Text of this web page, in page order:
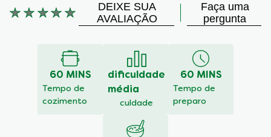
Nenhuma
DEIXE SUA
AVALIAÇÃO
Faça uma
pergunta
60 MINS
Tempo de
cozimento
dificuldade
média
culdade
60 MINS
Tempo de
preparo